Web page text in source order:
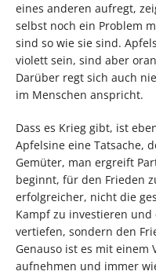
eines anderen aufregt,
selbst noch ein Problem
sind so wie sie sind.
violett sein, sind aber
Darüber regt sich auch
im Menschen anspricht.
Dass es Krieg gibt, ist
Apfelsine eine Tatsache,
Gemüter, man ergreift
beginnt, für den Frieden
erfolgreicher, nicht die
Kampf zu investieren
vertiefen, sondern den
Genauso ist es mit einem
aufnehmen und immer